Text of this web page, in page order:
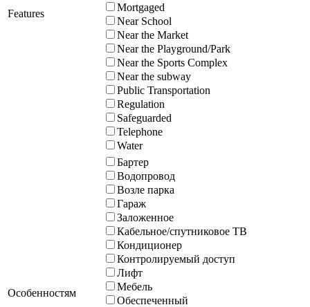
Features
Mortgaged
Near School
Near the Market
Near the Playground/Park
Near the Sports Complex
Near the subway
Public Transportation
Regulation
Safeguarded
Telephone
Water
Особенностям
Бартер
Водопровод
Возле парка
Гараж
Заложенное
Кабельное/спутниковое ТВ
Кондиционер
Контролируемый доступ
Лифт
Мебель
Обеспеченный